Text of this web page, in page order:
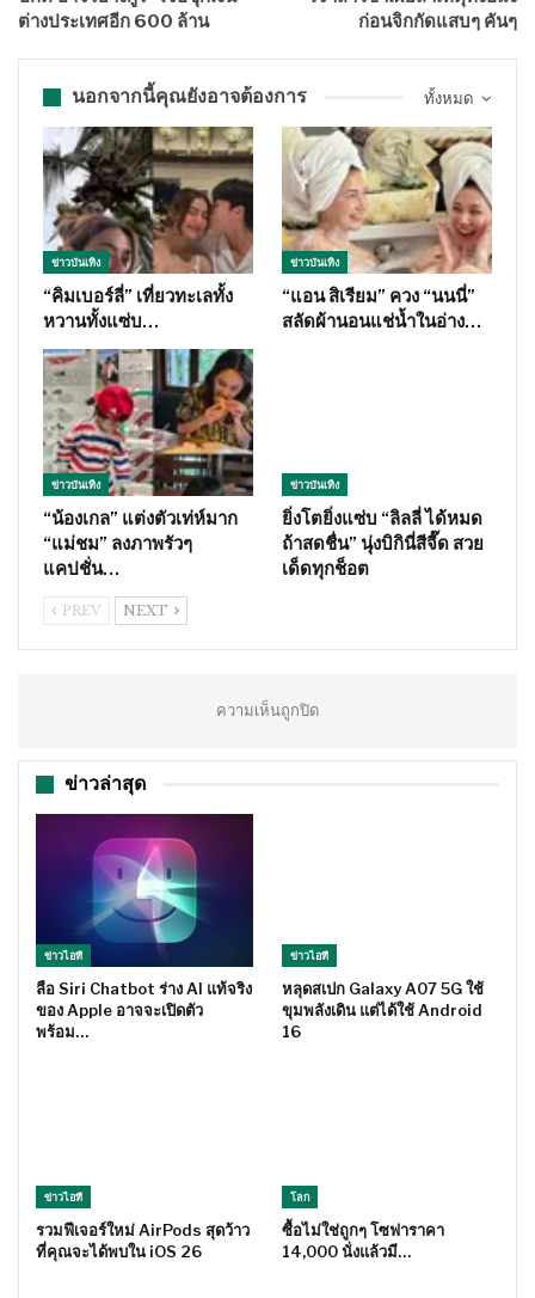
ต่างประเทศอีก 600 ล้าน
ก่อนจิกกัดแสบๆ คันๆ
ทั้งหมด
นอกจากนี้คุณยังอาจต้องการ
ข่าวบันเทิง
“คิมเบอร์ลี่” เที่ยวทะเลทั้ง
หวานทั้งแซ่บ…
ข่าวบันเทิง
“แอน สิเรียม” ควง “นนนี่”
สลัดผ้านอนแช่น้ำในอ่าง…
ข่าวบันเทิง
“น้องเกล” แต่งตัวเท่ห์มาก
“แม่ชม” ลงภาพรัวๆ
แคปชั่น…
ข่าวบันเทิง
ยิ่งโตยิ่งแซ่บ “ลิลลี่ ได้หมด
ถ้าสดชื่น” นุ่งบิกินี่สีจี๊ด สวย
เด็ดทุกช็อต
PREV NEXT
ความเห็นถูกปิด
ข่าวล่าสุด
ข่าวไอที
ลือ Siri Chatbot ร่าง AI แท้จริง
ของ Apple อาจจะเปิดตัว
พร้อม…
ข่าวไอที
หลุดสเปก Galaxy A07 5G ใช้
ขุมพลังเดิน แต่ได้ใช้ Android
16
ข่าวไอที
รวมฟีเจอร์ใหม่ AirPods สุดว้าว
ที่คุณจะได้พบใน iOS 26
โลก
ซื้อไม่ใช่ถูกๆ โซฟาราคา
14,000 นั่งแล้วมี…